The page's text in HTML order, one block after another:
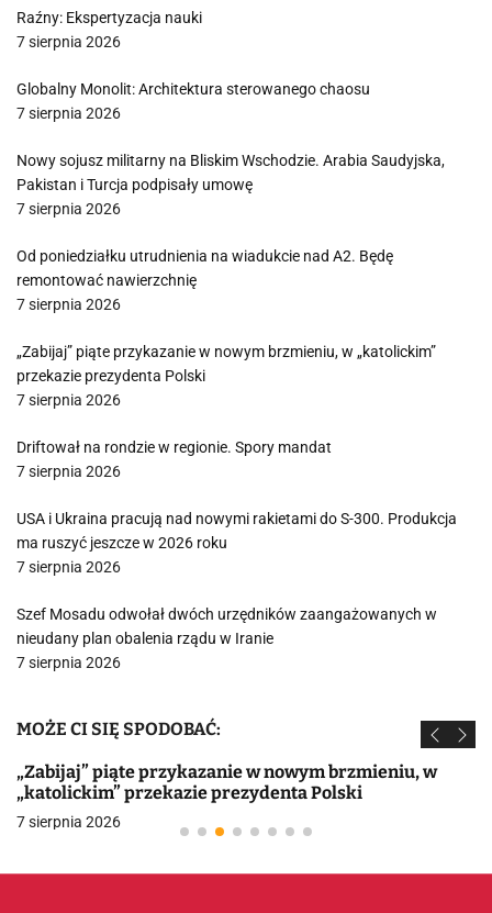
Raźny: Ekspertyzacja nauki
7 sierpnia 2026
Globalny Monolit: Architektura sterowanego chaosu
7 sierpnia 2026
Nowy sojusz militarny na Bliskim Wschodzie. Arabia Saudyjska,
Pakistan i Turcja podpisały umowę
7 sierpnia 2026
Od poniedziałku utrudnienia na wiadukcie nad A2. Będę
remontować nawierzchnię
7 sierpnia 2026
„Zabijaj” piąte przykazanie w nowym brzmieniu, w „katolickim”
przekazie prezydenta Polski
7 sierpnia 2026
Driftował na rondzie w regionie. Spory mandat
7 sierpnia 2026
USA i Ukraina pracują nad nowymi rakietami do S-300. Produkcja
ma ruszyć jeszcze w 2026 roku
7 sierpnia 2026
Szef Mosadu odwołał dwóch urzędników zaangażowanych w
nieudany plan obalenia rządu w Iranie
7 sierpnia 2026
MOŻE CI SIĘ SPODOBAĆ:
„Zabijaj” piąte przykazanie w nowym brzmieniu, w
„katolickim” przekazie prezydenta Polski
7 sierpnia 2026